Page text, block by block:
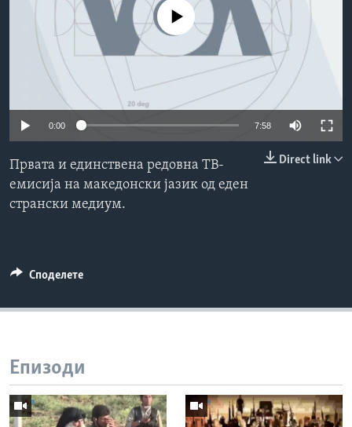
ИНТЕРВЈУА
Јазици
No media source currently available
0:00 7:58
Direct link
Првата и единствена редовна ТВ-
емисија на македонски јазик од еден
странски медиум.
Споделете
Епизоди